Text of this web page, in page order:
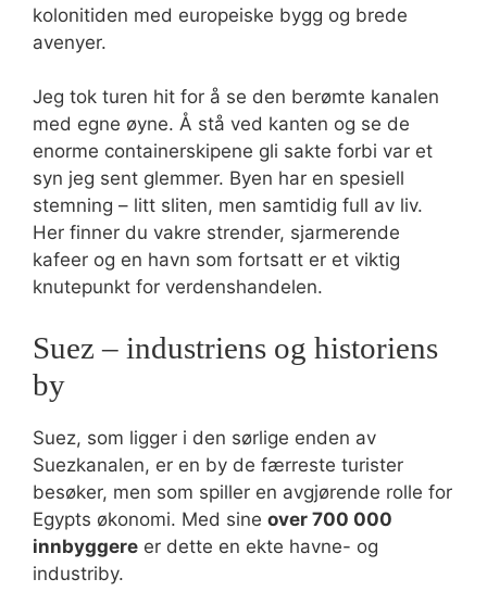
kolonitiden med europeiske bygg og brede
avenyer.
Jeg tok turen hit for å se den berømte kanalen
med egne øyne. Å stå ved kanten og se de
enorme containerskipene gli sakte forbi var et
syn jeg sent glemmer. Byen har en spesiell
stemning – litt sliten, men samtidig full av liv.
Her finner du vakre strender, sjarmerende
kafeer og en havn som fortsatt er et viktig
knutepunkt for verdenshandelen.
Suez – industriens og historiens
by
Suez, som ligger i den sørlige enden av
Suezkanalen, er en by de færreste turister
besøker, men som spiller en avgjørende rolle for
Egypts økonomi. Med sine over 700 000
innbyggere er dette en ekte havne- og
industriby.